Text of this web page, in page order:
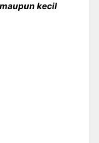
kecil